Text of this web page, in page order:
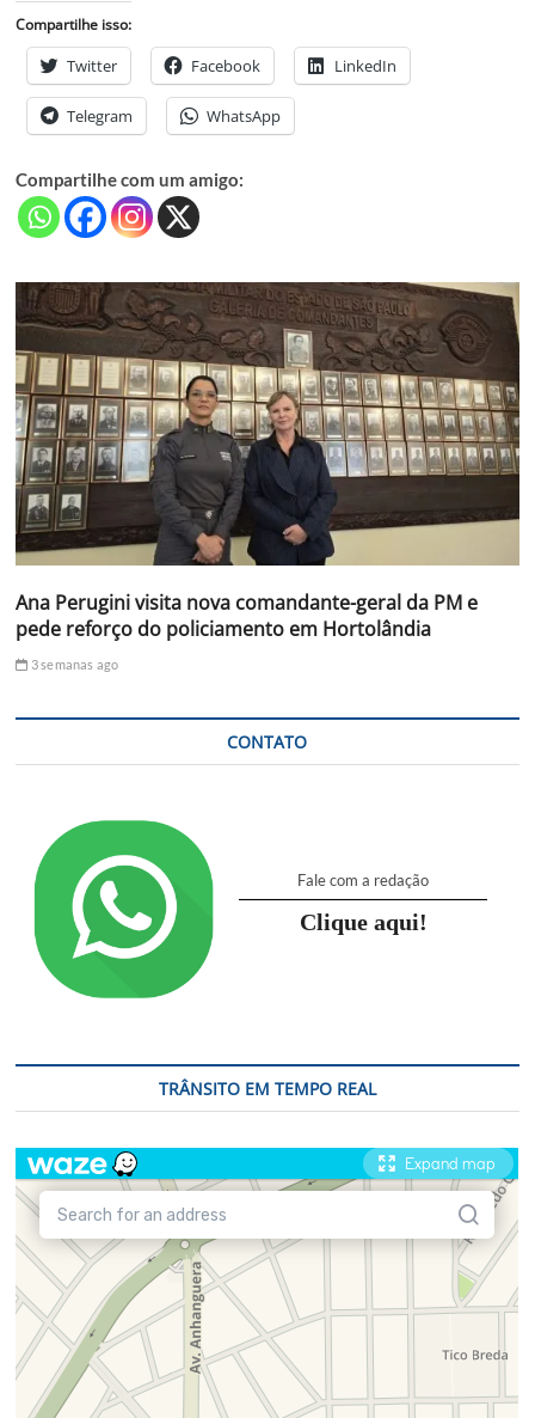
Compartilhe isso:
Twitter Facebook LinkedIn
Telegram WhatsApp
Compartilhe com um amigo:
Ana Perugini visita nova comandante-geral da PM e
pede reforço do policiamento em Hortolândia
3 semanas ago
CONTATO
Fale com a redação
Clique aqui!
TRÂNSITO EM TEMPO REAL